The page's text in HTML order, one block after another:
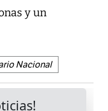
y un
Nacional